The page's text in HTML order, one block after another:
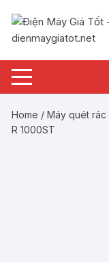
nội
Home /Máy quét rác
R 1000ST